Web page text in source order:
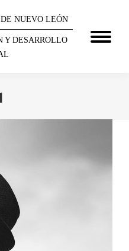
NUEVO LEÓN
Y DESARROLLO